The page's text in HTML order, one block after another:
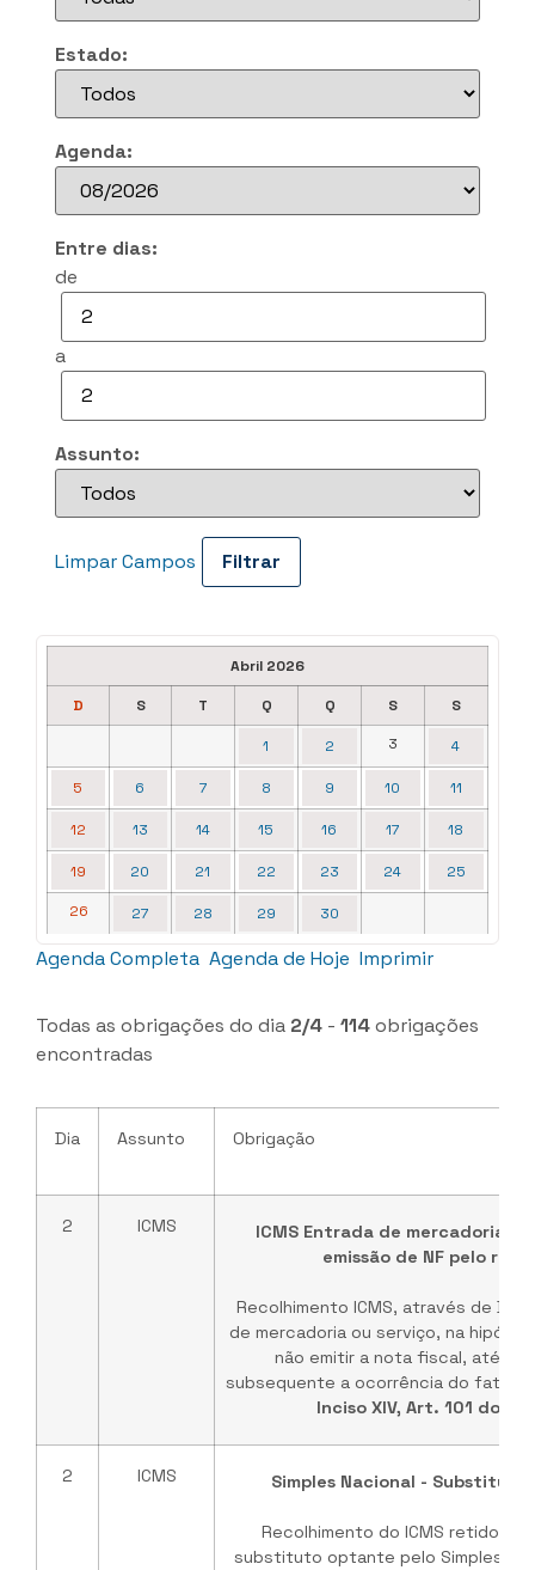
Estado:
Agenda:
Entre dias:
de
a
Assunto:
Limpar Campos
Abril 2026
D S T Q Q S S
1 2 3 4
5 6 7 8 9 10 11
12 13 14 15 16 17 18
19 20 21 22 23 24 25
26 27 28 29 30
Agenda Completa Agenda de Hoje Imprimir
Todas as obrigações do dia 2/4 - 114obrigações
encontradas
Dia Assunto Obrigação
2 ICMS
ICMS Entrada de mercadoria
emissão de NF pelo
Recolhimento ICMS, através de
de mercadoria ou serviço, na
não emitir a nota fiscal, até o
subsequente a ocorrência do fato
Inciso XIV, Art. 101 do
2 ICMS Simples Nacional -
Recolhimento do ICMS retido
substituto optante pelo Simples